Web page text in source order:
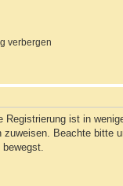
verbergen
ist in
Beachte bitte